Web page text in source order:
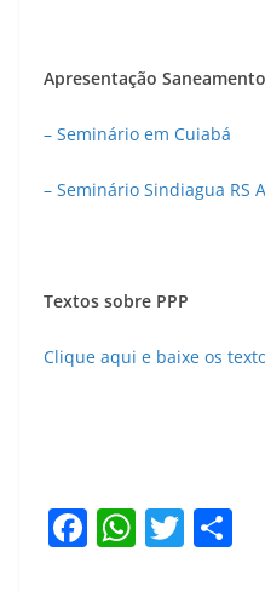
Apresentação
– Seminário em Cuiabá
– Seminário Sindiagua RS
Textos sobre PPP
Clique aqui e baixe os
F W T